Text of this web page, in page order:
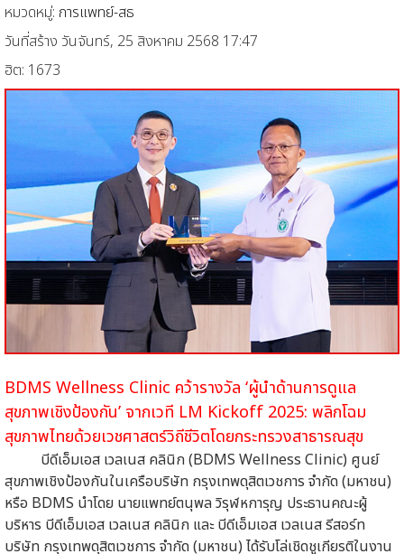
หมวดหมู่: การแพทย์-สธ
วันที่สร้าง วันจันทร์, 25 สิงหาคม 2568 17:47
ฮิต: 1673
BDMS Wellness Clinic คว้ารางวัล ‘ผู้นำด้านการดูแล
สุขภาพเชิงป้องกัน’ จากเวที LM Kickoff 2025: พลิกโฉม
สุขภาพไทยด้วยเวชศาสตร์วิถีชีวิตโดยกระทรวงสาธารณสุข
บีดีเอ็มเอส เวลเนส คลินิก (BDMS Wellness Clinic) ศูนย์
สุขภาพเชิงป้องกันในเครือบริษัท กรุงเทพดุสิตเวชการ จำกัด (มหาชน)
หรือ BDMS นำโดย นายแพทย์ตนุพล วิรุฬหการุญ ประธานคณะผู้
บริหาร บีดีเอ็มเอส เวลเนส คลินิก และ บีดีเอ็มเอส เวลเนส รีสอร์ท
บริษัท กรุงเทพดุสิตเวชการ จำกัด (มหาชน) ได้รับโล่เชิดชูเกียรติในงาน